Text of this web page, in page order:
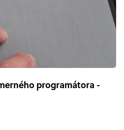
programátora -